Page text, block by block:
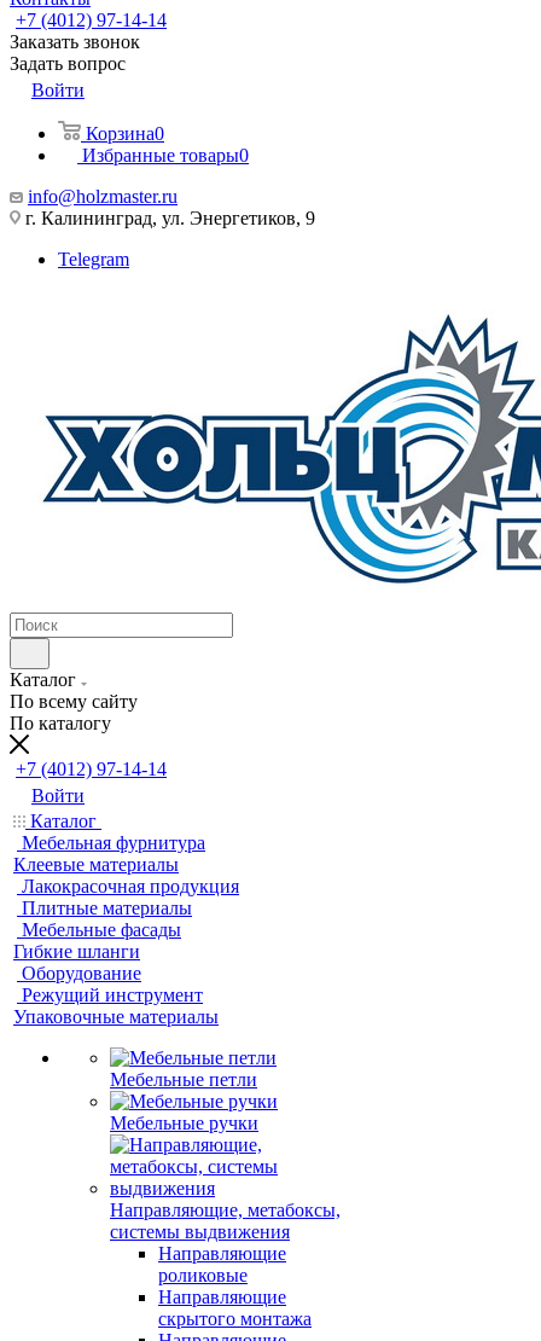
+7 (4012) 97-14-14
Заказать звонок
Задать вопрос
Войти
Корзина0
Избранные товары0
info@holzmaster.ru
г. Калининград, ул. Энергетиков, 9
Telegram
Каталог
По всему сайту
По каталогу
+7 (4012) 97-14-14
Войти
Каталог
Мебельная фурнитура
Клеевые материалы
Лакокрасочная продукция
Плитные материалы
Мебельные фасады
Гибкие шланги
Оборудование
Режущий инструмент
Упаковочные материалы
Мебельные петли
Мебельные ручки
Направляющие, метабоксы,
системы выдвижения
Направляющие
роликовые
Направляющие
скрытого монтажа